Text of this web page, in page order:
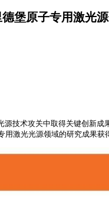
堡原子专用激光
技术攻关中取得关键创新成
激光光源领域的研究成果获